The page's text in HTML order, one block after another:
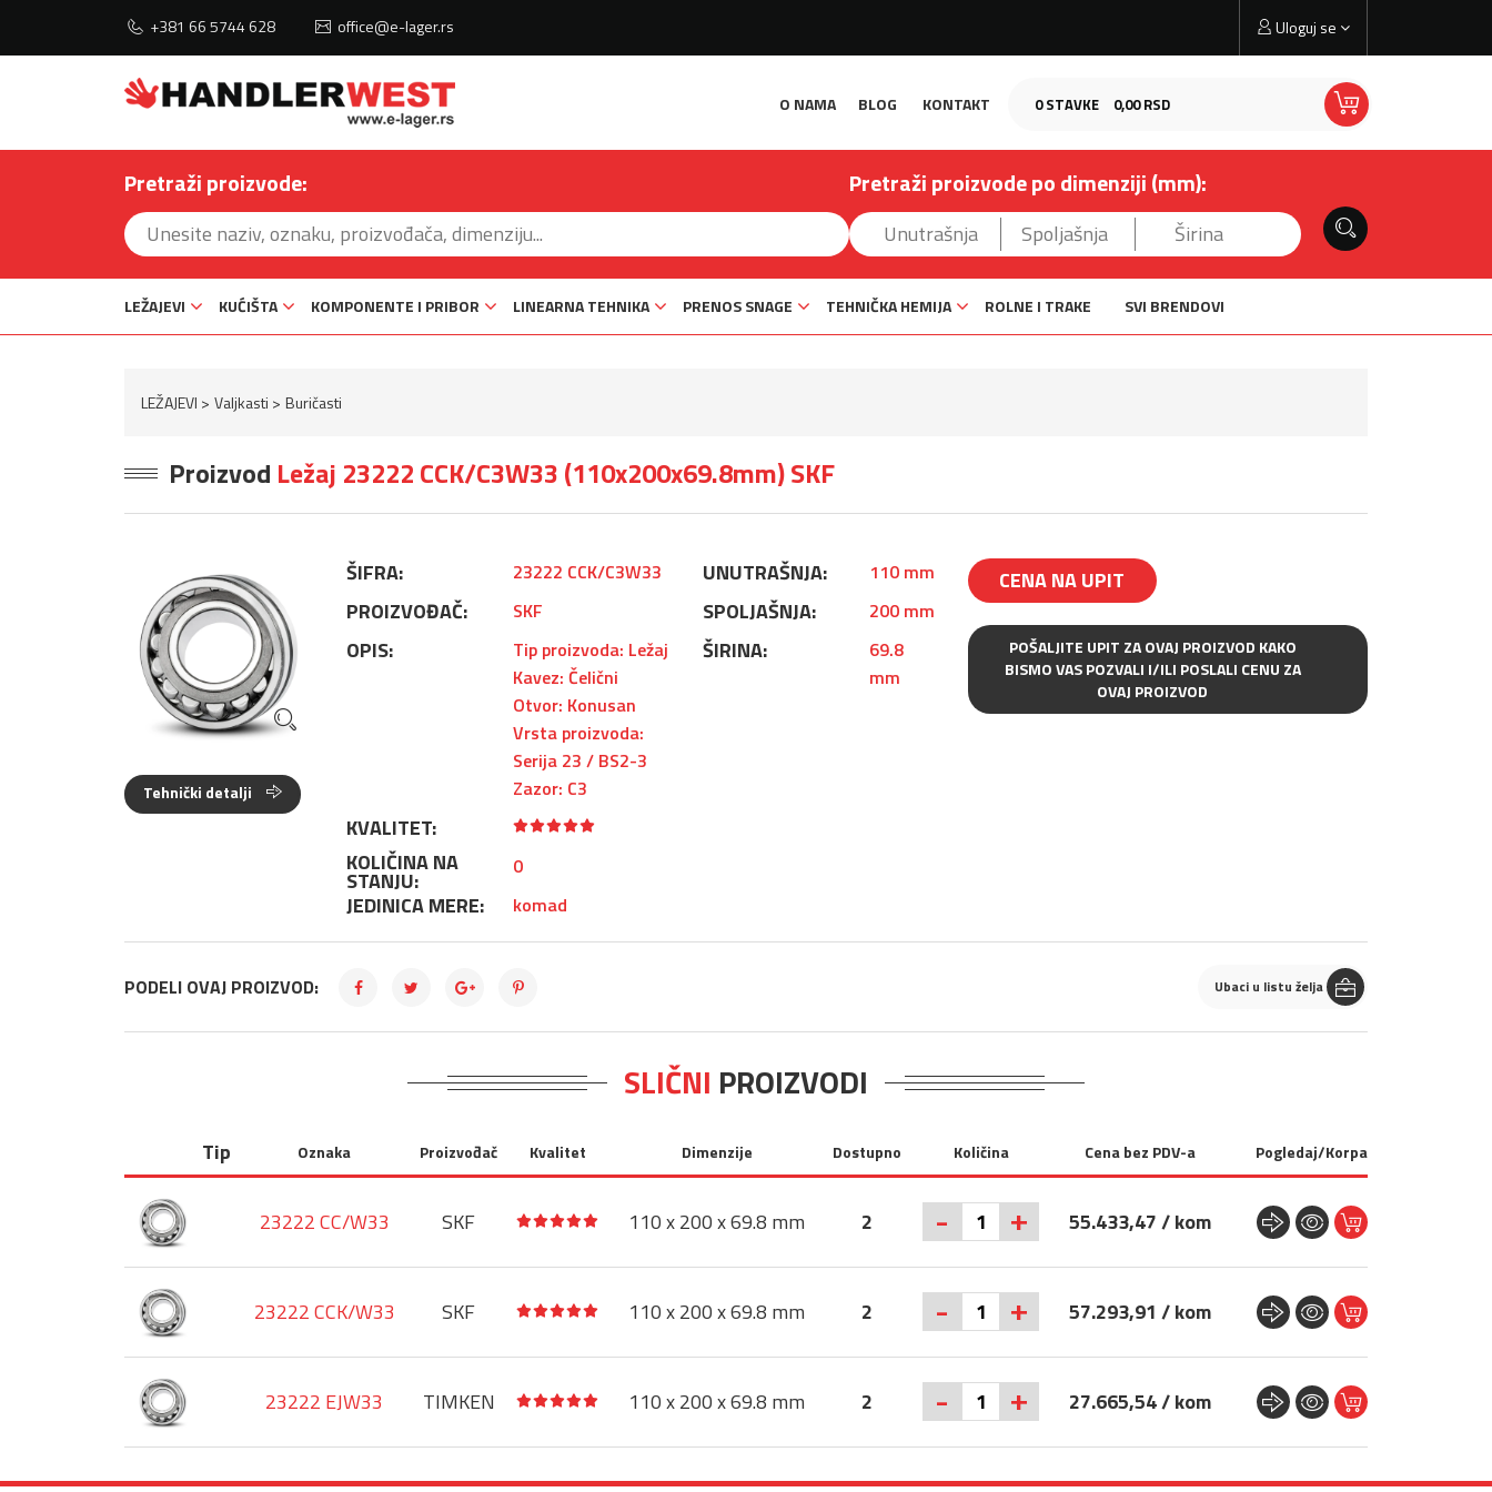
+381 66 5744 628 office@e-lager.rs
0STAVKE 0,00 RSD
Uloguj se
O NAMA BLOG KONTAKT
Pretraži proizvode: Pretraži proizvode po dimenziji (mm):
LEŽAJEVI KUĆIŠTA KOMPONENTE I PRIBOR LINEARNA TEHNIKA PRENOS SNAGE TEHNIČKA HEMIJA ROLNE I TRAKE SVI BRENDOVI
LEŽAJEVI Valjkasti Buričasti
Proizvod Ležaj 23222 CCK/C3W33 (110x200x69.8mm) SKF
Tehnički detalji
ŠIFRA: 23222 CCK/C3W33
PROIZVOĐAČ: SKF
OPIS:
Tip proizvoda: Ležaj
Kavez: Čelični
Otvor: Konusan
Vrsta proizvoda:
Serija 23 / BS2-3
Zazor: C3
KVALITET:
KOLIČINA NA
STANJU: 0
JEDINICA MERE: komad
UNUTRAŠNJA: 110 mm
SPOLJAŠNJA: 200 mm
ŠIRINA:
69.8
mm
CENA NA UPIT
POŠALJITE UPIT ZA OVAJ PROIZVOD KAKO
BISMO VAS POZVALI I/ILI POSLALI CENU ZA
OVAJ PROIZVOD
PODELI OVAJ PROIZVOD: Ubaci u listu želja
SLIČNI PROIZVODI
Tip Oznaka Proizvođač Kvalitet Dimenzije Dostupno Količina Cena bez PDV-a Pogledaj/Korpa
23222 CC/W33 SKF 110 x 200 x 69.8 mm 2 - + 55.433,47 / kom
23222 CCK/W33 SKF 110 x 200 x 69.8 mm 2 - + 57.293,91 / kom
23222 EJW33 TIMKEN 110 x 200 x 69.8 mm 2 - + 27.665,54 / kom